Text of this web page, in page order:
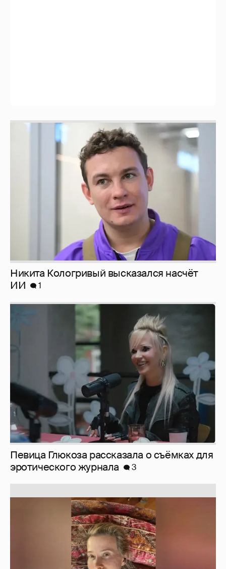
Никита Кологривый высказался насчёт
Певица Глюкоза рассказала о съёмках для
эротического журнала
3
Юлия Высоцкая выложила селфи без